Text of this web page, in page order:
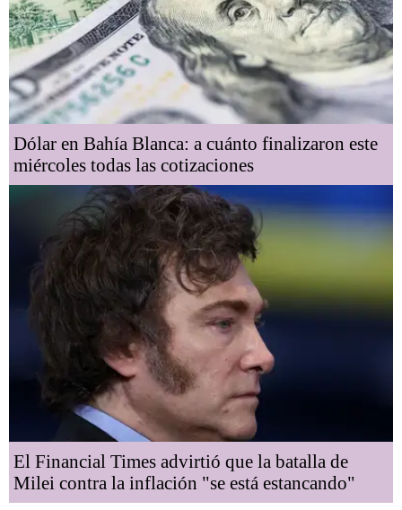
Dólar en Bahía Blanca: a cuánto finalizaron este
miércoles todas las cotizaciones
El Financial Times advirtió que la batalla de
Milei contra la inflación "se está estancando"